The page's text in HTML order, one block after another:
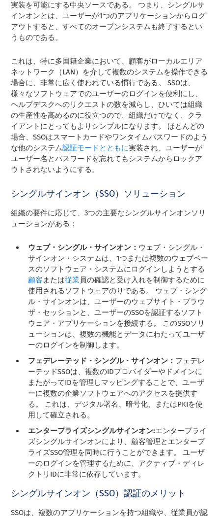
実装を可能にする中央ソースである。 つまり、シングルサ
インオンとは、ユーザーが1つのアプリケーションからログ
アウトすると、すべてのオープンシステムも終了するとい
うものである。
これは、特に多国籍企業において、顧客がローカルエリア
ネットワーク（LAN）を介して複数のシステムを操作できる
場合に、非常に広く使われている慣行である。 SSOは、
様々なソフトウェアでのユーザーのログインを便利にし、
ヘルプデスクへのリクエストの数を減らし、ひいては組織
の生産性を高めるのに役立つので、組織だけでなく、クラ
イアントにとってもよりシンプルになります。 ほとんどの
場合、SSOはスマートカードやワンタイムパスワードのよう
な他のシステム認証モードとともに実装され、ユーザーが
ユーザー名とパスワードを忘れてもシステムからロックア
ウトされないようにする。
シングルサインオン（SSO）ソリューション
組織の要件に応じて、3つの主要なシングルサインオンソリ
ューションがある：
ウェブ・シングル・サインオン： ウェブ・シングル・
サインオン・システムは、1つまたは複数のウェブベー
スのソフトウェア・システムにログインしようとする
顧客 または従業 員の確認と受け入れを制御するために
使用されるソフトウェアのりである。 ウェブ・シング
ル・サインオンは、ユーザーのウェブサイト・ブラウ
ザ・セッションと、ユーザーのSSOを認証するソフト
ウェア・アプリケーションを接続する。 このSSOソリ
ューションは、複数の機能とデータにわたってユーザ
ーのログインを制御します。
フェデレーテッド・シングル・サインオン： フェデレ
ーテッドSSOは、複数のIDプロバイダーやドメインに
またがってIDを管理しマッピングすることで、ユーザ
ーに複数の企業ソフトウェアへのアクセスを提供す
る。 これは、デジタル署名、暗号化、またはPKIを使
用して確立される。
エンタープライズシングルサインオン:エンタープライ
ズシングルサインオンにより、顧客管理とエンタープ
ライズSSO管理を同時に行うことができます。 ユーザ
ーのログインを管理するために、アクティブ・ディレ
クトリIDに非常に依存しています。
シングルサインオン（SSO）認証のメリット
SSOは、複数のアプリケーションを持つ組織や、従業員が認